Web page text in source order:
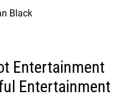
Black
Entertainment
Entertainment